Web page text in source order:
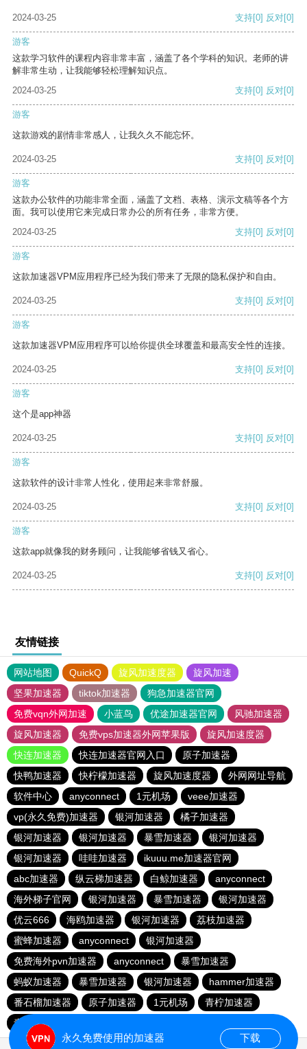
2024-03-25 支持[0] 反对[0]
游客
这款学习软件的课程内容非常丰富，涵盖了各个学科的知识。老师的讲
解非常生动，让我能够轻松理解知识点。
2024-03-25
支持[0] 反对[0]
游客
这款游戏的剧情非常感人，让我久久不能忘怀。
2024-03-25 支持[0] 反对[0]
游客
这款办公软件的功能非常全面，涵盖了文档、表格、演示文稿等各个方
面。我可以使用它来完成日常办公的所有任务，非常方便。
2024-03-25
支持[0] 反对[0]
游客
这款加速器VPM应用程序已经为我们带来了无限的隐私保护和自由。
2024-03-25 支持[0] 反对[0]
游客
这款加速器VPM应用程序可以给你提供全球覆盖和最高安全性的连接。
2024-03-25 支持[0] 反对[0]
游客
这个是app神器
2024-03-25 支持[0] 反对[0]
游客
这款软件的设计非常人性化，使用起来非常舒服。
2024-03-25 支持[0] 反对[0]
游客
这款app就像我的财务顾问，让我能够省钱又省心。
2024-03-25 支持[0] 反对[0]
友情链接
网站地图 QuickQ 旋风加速度器
旋风加速
坚果加速器
tiktok加速器
狗急加速器官网
免费vqn外网加速
小蓝鸟 优途加速器官网
风驰加速器
旋风加速器
免费vps加速器外网苹果版
旋风加速度器
快连加速器
快连加速器官网入口
原子加速器
快鸭加速器
快柠檬加速器 旋风加速度器
外网网址导航
软件中心
anyconnect 1元机场
veee加速器
vp(永久免费)加速器
银河加速器
橘子加速器
银河加速器
银河加速器 暴雪加速器
银河加速器
银河加速器
哇哇加速器
ikuuu.me加速器官网
abc加速器
纵云梯加速器 白鲸加速器
anyconnect
海外梯子官网
银河加速器 暴雪加速器
银河加速器
优云666
海鸥加速器 银河加速器
荔枝加速器
蜜蜂加速器
anyconnect
银河加速器
免费海外pvn加速器
anyconnect
暴雪加速器
蚂蚁加速器
暴雪加速器 银河加速器
hammer加速器
番石榴加速器
原子加速器 1元机场
青柠加速器
青柠加速器
永久免费使用的加速器 下载